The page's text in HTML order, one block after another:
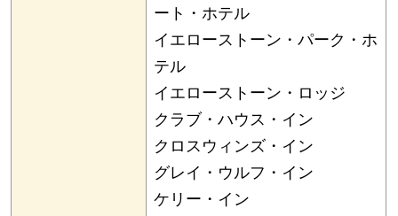
ート・ホテル
イエローストーン・パーク・ホ
テル
イエローストーン・ロッジ
クラブ・ハウス・イン
クロスウィンズ・イン
グレイ・ウルフ・イン
ケリー・イン